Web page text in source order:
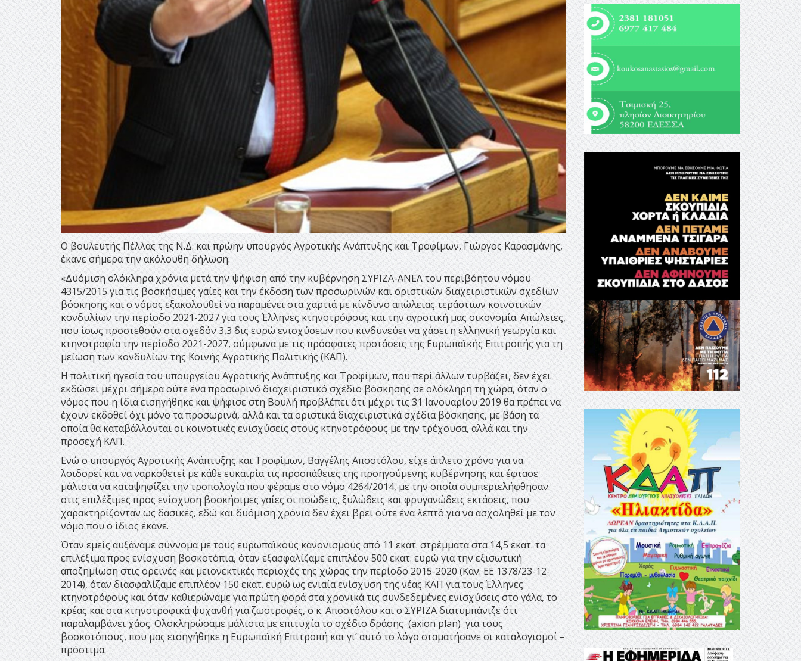
Ο βουλευτής Πέλλας της Ν.Δ. και πρώην υπουργός Αγροτικής Ανάπτυξης και Τροφίμων, Γιώργος Καρασμάνης,
έκανε σήμερα την ακόλουθη δήλωση:
«Δυόμιση ολόκληρα χρόνια μετά την ψήφιση από την κυβέρνηση ΣΥΡΙΖΑ-ΑΝΕΛ του περιβόητου νόμου
4315/2015 για τις βοσκήσιμες γαίες και την έκδοση των προσωρινών και οριστικών διαχειριστικών σχεδίων
βόσκησης και ο νόμος εξακολουθεί να παραμένει στα χαρτιά με κίνδυνο απώλειας τεράστιων κοινοτικών
κονδυλίων την περίοδο 2021-2027 για τους Έλληνες κτηνοτρόφους και την αγροτική μας οικονομία. Απώλειες,
που ίσως προστεθούν στα σχεδόν 3,3 δις ευρώ ενισχύσεων που κινδυνεύει να χάσει η ελληνική γεωργία και
κτηνοτροφία την περίοδο 2021-2027, σύμφωνα με τις πρόσφατες προτάσεις της Ευρωπαϊκής Επιτροπής για τη
μείωση των κονδυλίων της Κοινής Αγροτικής Πολιτικής (ΚΑΠ).
Η πολιτική ηγεσία του υπουργείου Αγροτικής Ανάπτυξης και Τροφίμων, που περί άλλων τυρβάζει, δεν έχει
εκδώσει μέχρι σήμερα ούτε ένα προσωρινό διαχειριστικό σχέδιο βόσκησης σε ολόκληρη τη χώρα, όταν ο
νόμος που η ίδια εισηγήθηκε και ψήφισε στη Βουλή προβλέπει ότι μέχρι τις 31 Ιανουαρίου 2019 θα πρέπει να
έχουν εκδοθεί όχι μόνο τα προσωρινά, αλλά και τα οριστικά διαχειριστικά σχέδια βόσκησης, με βάση τα
οποία θα καταβάλλονται οι κοινοτικές ενισχύσεις στους κτηνοτρόφους με την τρέχουσα, αλλά και την
προσεχή ΚΑΠ.
Ενώ ο υπουργός Αγροτικής Ανάπτυξης και Τροφίμων, Βαγγέλης Αποστόλου, είχε άπλετο χρόνο για να
λοιδορεί και να ναρκοθετεί με κάθε ευκαιρία τις προσπάθειες της προηγούμενης κυβέρνησης και έφτασε
μάλιστα να καταψηφίζει την τροπολογία που φέραμε στο νόμο 4264/2014, με την οποία συμπεριελήφθησαν
στις επιλέξιμες προς ενίσχυση βοσκήσιμες γαίες οι ποώδεις, ξυλώδεις και φρυγανώδεις εκτάσεις, που
χαρακτηρίζονταν ως δασικές, εδώ και δυόμιση χρόνια δεν έχει βρει ούτε ένα λεπτό για να ασχοληθεί με τον
νόμο που ο ίδιος έκανε.
Όταν εμείς αυξάναμε σύννομα με τους ευρωπαϊκούς κανονισμούς από 11 εκατ. στρέμματα στα 14,5 εκατ. τα
επιλέξιμα προς ενίσχυση βοσκοτόπια, όταν εξασφαλίζαμε επιπλέον 500 εκατ. ευρώ για την εξισωτική
αποζημίωση στις ορεινές και μειονεκτικές περιοχές της χώρας την περίοδο 2015-2020 (Καν. ΕΕ 1378/23-12-
2014), όταν διασφαλίζαμε επιπλέον 150 εκατ. ευρώ ως ενιαία ενίσχυση της νέας ΚΑΠ για τους Έλληνες
κτηνοτρόφους και όταν καθιερώναμε για πρώτη φορά στα χρονικά τις συνδεδεμένες ενισχύσεις στο γάλα, το
κρέας και στα κτηνοτροφικά ψυχανθή για ζωοτροφές, ο κ. Αποστόλου και ο ΣΥΡΙΖΑ διατυμπάνιζε ότι
παραλαμβάνει χάος. Ολοκληρώσαμε μάλιστα με επιτυχία το σχέδιο δράσης (axion plan) για τους
βοσκοτόπους, που μας εισηγήθηκε η Ευρωπαϊκή Επιτροπή και γι’ αυτό το λόγο σταματήσανε οι καταλογισμοί –
πρόστιμα.